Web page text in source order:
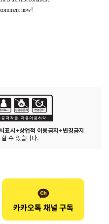
표시+상업적 이용금지+변경금지
수 있습니다.